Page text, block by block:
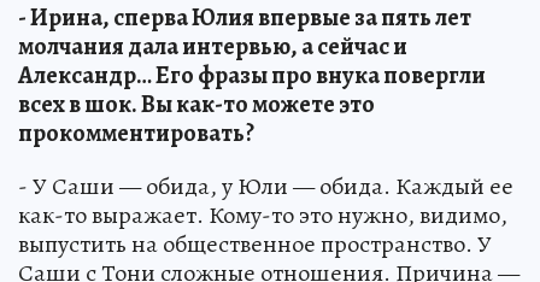
- Ирина, сперва Юлия впервые за пять лет
молчания дала интервью, а сейчас и
Александр… Его фразы про внука повергли
всех в шок. Вы как-то можете это
прокомментировать?
- У Саши — обида, у Юли — обида. Каждый ее
как-то выражает. Кому-то это нужно, видимо,
выпустить на общественное пространство. У
Саши с Тони сложные отношения. Причина —